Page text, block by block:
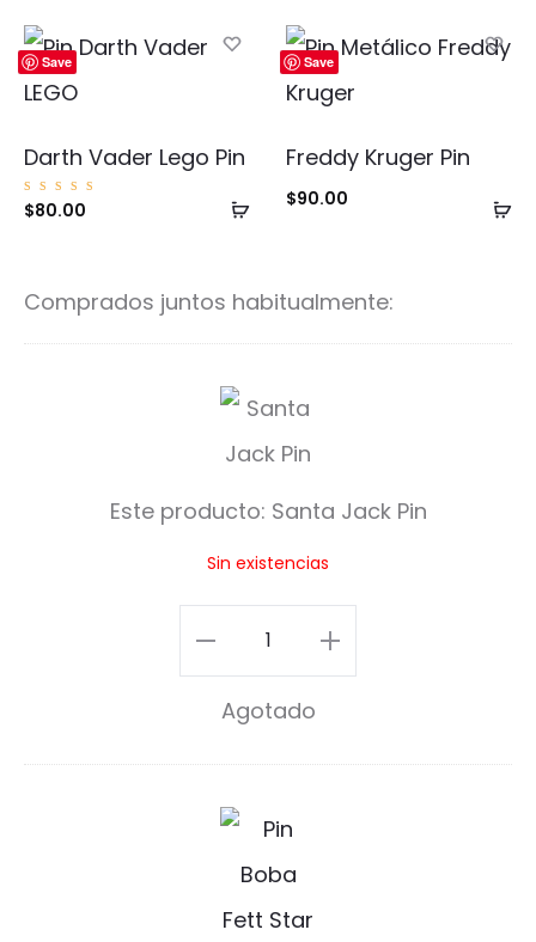
carrito
Save
Añadir
Darth Vader Lego Pin
Valorad
o con
$80.00
Save
Freddy Kruger Pin
$90.00
Comprados juntos habitualmente:
S
a
a
a
c
k
Este producto: Santa Jack Pin
Sin existencias
Santa
Jack
cantidad
Agotado
B
o
b